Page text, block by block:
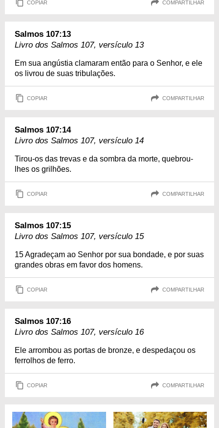
COPIAR COMPARTILHAR
Salmos 107:13
Livro dos Salmos 107, versículo 13
Em sua angústia clamaram então para o Senhor, e ele
os livrou de suas tribulações.
COPIAR COMPARTILHAR
Salmos 107:14
Livro dos Salmos 107, versículo 14
Tirou-os das trevas e da sombra da morte, quebrou-
lhes os grilhões.
COPIAR COMPARTILHAR
Salmos 107:15
Livro dos Salmos 107, versículo 15
15 Agradeçam ao Senhor por sua bondade, e por suas
grandes obras em favor dos homens.
COPIAR COMPARTILHAR
Salmos 107:16
Livro dos Salmos 107, versículo 16
Ele arrombou as portas de bronze, e despedaçou os
ferrolhos de ferro.
COPIAR COMPARTILHAR